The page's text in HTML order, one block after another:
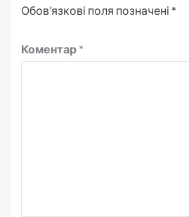
Обов’язкові поля позначені *
Коментар *